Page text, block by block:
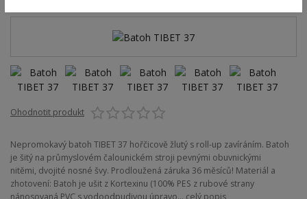
Ohodnotit produkt
Nepromokavý batoh TIBET 37 hořčicově žlutý s roll-up zavíráním. Batoh
je šitý na průmyslovém čalounickém stroji pevnými obuvnickými
nitěmi, dvojité nosné švy. Prodloužená záruka 36 měsíců! Materiál a
zhotovení: Batoh je ušit z Kortexinu (100% PES z rubové strany
nánosovaná PVC s vodoodpudivou úpravo... celý popis